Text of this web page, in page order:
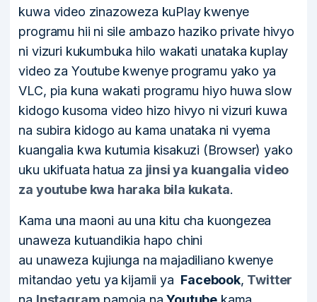
kuwa video zinazoweza kuPlay kwenye
programu hii ni sile ambazo haziko private hivyo
ni vizuri kukumbuka hilo wakati unataka kuplay
video za Youtube kwenye programu yako ya
VLC, pia kuna wakati programu hiyo huwa slow
kidogo kusoma video hizo hivyo ni vizuri kuwa
na subira kidogo au kama unataka ni vyema
kuangalia kwa kutumia kisakuzi (Browser) yako
uku ukifuata hatua za jinsi ya kuangalia video
za youtube kwa haraka bila kukata.
Kama una maoni au una kitu cha kuongezea
unaweza kutuandikia hapo chini
au unaweza kujiunga na majadiliano kwenye
mitandao yetu ya kijamii ya Facebook, Twitter